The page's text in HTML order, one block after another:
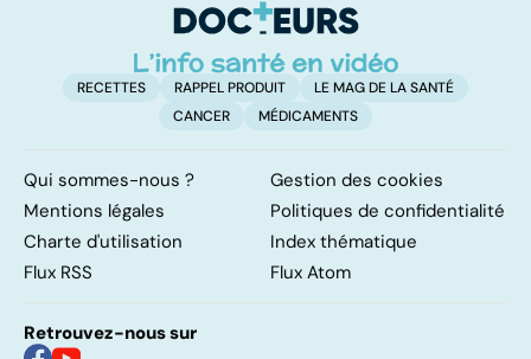
RECETTES RAPPEL PRODUIT
LE MAG DE LA SANTÉ
CANCER
MÉDICAMENTS
Qui sommes-nous ?
Gestion des cookies
Mentions légales
Politiques de confidentialité
Charte d'utilisation
Index thématique
Flux RSS
Flux Atom
Retrouvez-nous sur